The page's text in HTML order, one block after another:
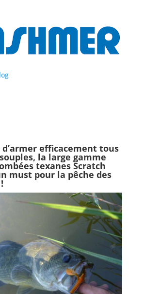
efficacement tous
la large gamme
texanes Scratch
must pour la pêche des